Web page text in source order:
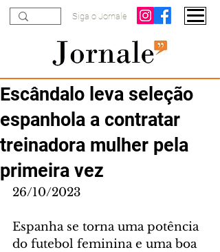
Siga o Jornale
Escândalo leva seleção
espanhola a contratar
treinadora mulher pela
primeira vez
26/10/2023
Espanha se torna uma potência
do futebol feminina e uma boa